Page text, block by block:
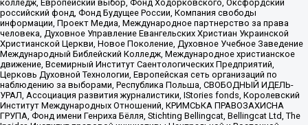
колледж, Европейский выбор, Фонд Ходорковского, Оксфордский
российский фонд, Фонд Будущее России, Компания свободы
информации, Проект Медиа, Международное партнерство за права
человека, Духовное Управление Евангельских Христиан Украинской
Христианской Церкви, Новое Поколение, Духовное Учебное Заведение
Международный Библейский Колледж, Международное христианское
движение, Всемирный Институт Саентологических Предприятий,
Церковь Духовной Технологии, Европейская сеть организаций по
наблюдению за выборами, Республика Польша, СВОБОДНЫЙ ИДЕЛЬ-
УРАЛ, Ассоциация развития журналистики, IStories fonds, Королевский
Институт Международных Отношений, КРИМСЬКА ПРАВОЗАХИСНА
ГРУПА, Фонд имени Генриха Бёлля, Stichting Bellingcat, Bellingcat Ltd, The